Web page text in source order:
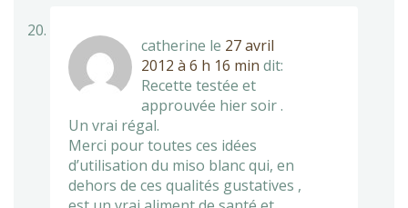
catherine le 27 avril
2012 à 6 h 16 min dit:
Recette testée et
approuvée hier soir .
Un vrai régal.
Merci pour toutes ces idées
d’utilisation du miso blanc qui, en
dehors de ces qualités gustatives ,